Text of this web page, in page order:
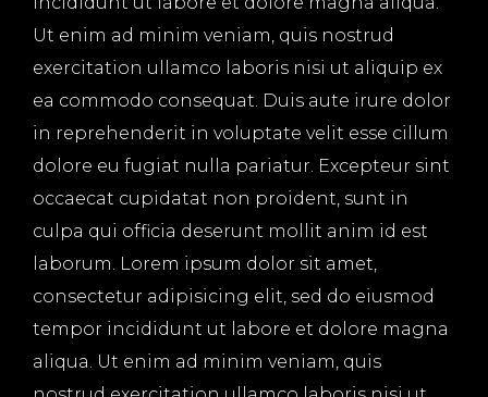
Ut enim ad minim veniam, quis nostrud
exercitation ullamco laboris nisi ut aliquip ex
ea commodo consequat. Duis aute irure dolor
in reprehenderit in voluptate velit esse cillum
dolore eu fugiat nulla pariatur. Excepteur sint
occaecat cupidatat non proident, sunt in
culpa qui officia deserunt mollit anim id est
laborum. Lorem ipsum dolor sit amet,
consectetur adipisicing elit, sed do eiusmod
tempor incididunt ut labore et dolore magna
aliqua. Ut enim ad minim veniam, quis